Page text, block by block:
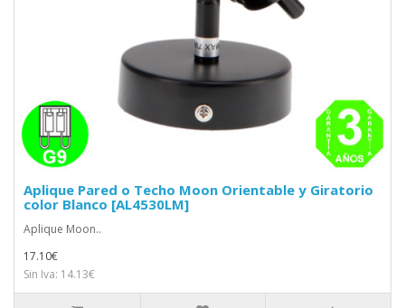
Aplique Pared o Techo Moon Orientable y Giratorio
color Blanco [AL4530LM]
Aplique Moon..
17.10€
Sin Iva: 14.13€